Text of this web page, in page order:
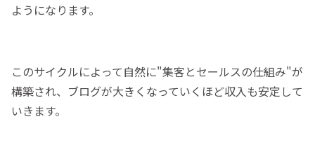
ようになります。
このサイクルによって自然に"集客とセールスの仕組み"が
構築され、ブログが大きくなっていくほど収入も安定して
いきます。